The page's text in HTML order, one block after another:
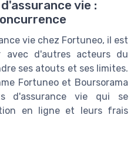
vie :
vie chez Fortuneo, il est
avec d'autres acteurs du
ses atouts et ses limites.
Fortuneo et Boursorama
d'assurance vie qui se
en ligne et leurs frais